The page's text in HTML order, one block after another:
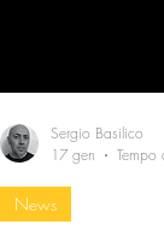
News
Sergio Basilico
17 gen
Tempo